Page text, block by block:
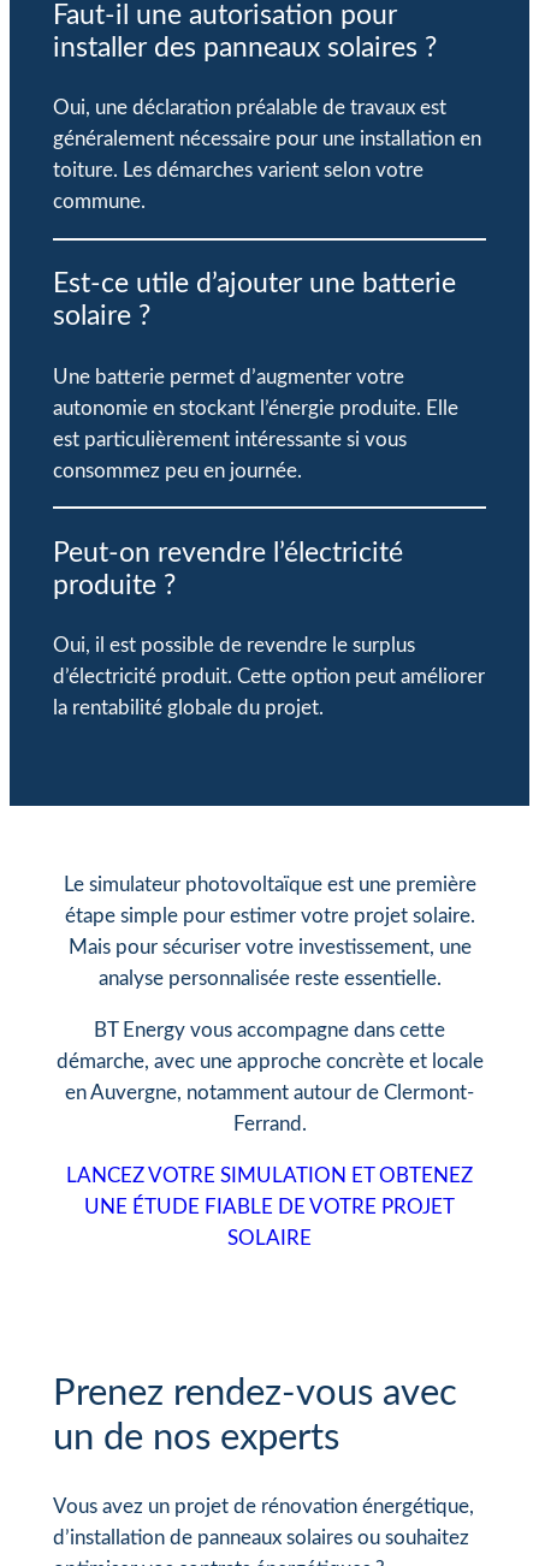
Faut-il une autorisation pour
installer des panneaux solaires ?
Oui, une déclaration préalable de travaux est
généralement nécessaire pour une installation en
toiture. Les démarches varient selon votre
commune.
Est-ce utile d’ajouter une batterie
solaire ?
Une batterie permet d’augmenter votre
autonomie en stockant l’énergie produite. Elle
est particulièrement intéressante si vous
consommez peu en journée.
Peut-on revendre l’électricité
produite ?
Oui, il est possible de revendre le surplus
d’électricité produit. Cette option peut améliorer
la rentabilité globale du projet.
Le simulateur photovoltaïque est une première
étape simple pour estimer votre projet solaire.
Mais pour sécuriser votre investissement, une
analyse personnalisée reste essentielle.
BT Energy vous accompagne dans cette
démarche, avec une approche concrète et locale
en Auvergne, notamment autour de Clermont-
Ferrand.
LANCEZ VOTRE SIMULATION ET OBTENEZ
UNE ÉTUDE FIABLE DE VOTRE PROJET
SOLAIRE
Prenez rendez-vous avec
un de nos experts
Vous avez un projet de rénovation énergétique,
d’installation de panneaux solaires ou souhaitez